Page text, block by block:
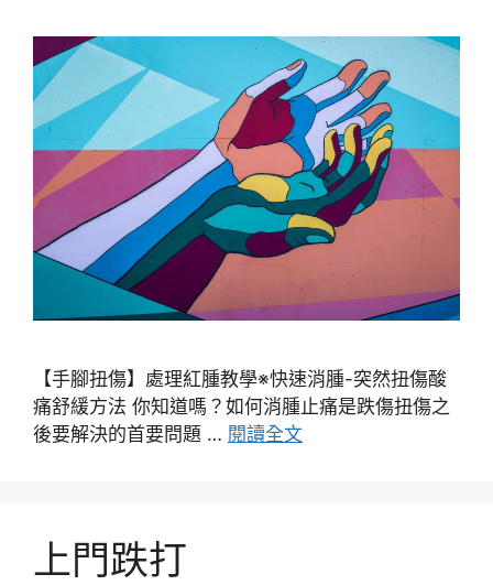
【手腳扭傷】處理紅腫教學※快速消腫-突然扭傷酸
痛舒緩方法 你知道嗎？如何消腫止痛是跌傷扭傷之
後要解決的首要問題 … 閱讀全文
上門跌打